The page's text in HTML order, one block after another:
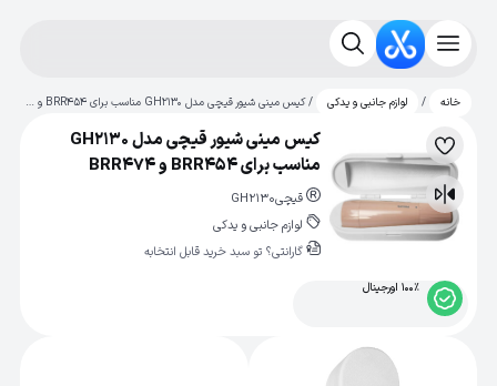
خانه / لوازم جانبی و یدکی / کیس مینی شیور قیچی مدل GH2130 مناسب برای BRR454 و BRR474
لیست
علاقه‌مندی
مقایسه
کیس مینی شیور قیچی مدل GH2130
مناسب برای BRR454 و BRR474
قیچیGH2130
لوازم جانبی و یدکی
گارانتی؟ تو سبد خرید قابل انتخابه
100% اورجینال